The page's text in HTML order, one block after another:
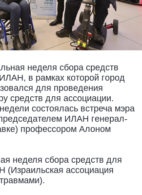
неделя сбора средств
в рамках которой город
для проведения
средств для ассоциации.
состоялась встреча мэра
ИЛАН генерал-
профессором Алоном
неделя сбора средств для
(Израильская ассоциация